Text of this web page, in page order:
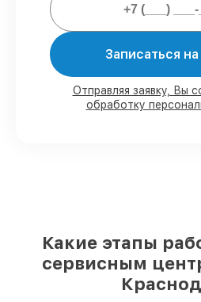
работ
личного присутствия
комплектующих
установке в
поступают оперативно
Подлинные
надёжные аналоги–
Записаться
Отправляя заявку, Вы
обработку
Какие этапы
сервисным